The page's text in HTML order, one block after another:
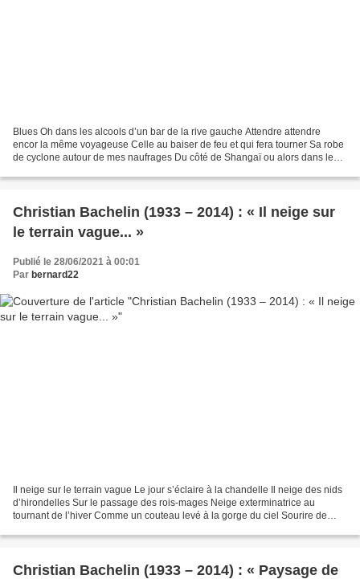
Blues Oh dans les alcools d’un bar de la rive gauche Attendre attendre
encor la même voyageuse Celle au baiser de feu et qui fera tourner Sa robe
de cyclone autour de mes naufrages Du côté de Shangaï ou alors dans les
Christian Bachelin (1933 – 2014) : « Il neige sur
le terrain vague... »
Publié le 28/06/2021 à 00:01
Par bernard22
Il neige sur le terrain vague Le jour s’éclaire à la chandelle Il neige des nids
d’hirondelles Sur le passage des rois-mages Neige exterminatrice au
tournant de l’hiver Comme un couteau levé à la gorge du ciel Sourire de
Christian Bachelin (1933 – 2014) : « Paysage de